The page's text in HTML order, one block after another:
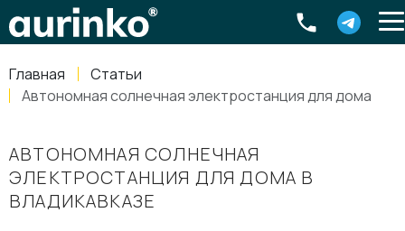
Главная
Статьи
Автономная солнечная электростанция для дома
АВТОНОМНАЯ СОЛНЕЧНАЯ
ЭЛЕКТРОСТАНЦИЯ ДЛЯ ДОМА В
ВЛАДИКАВКАЗЕ
Россия, Свердловская область Екатеринбург ,
8-800-770-79-40